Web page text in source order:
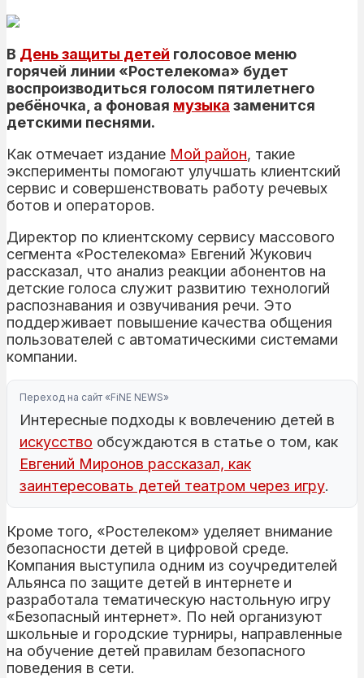
В День защиты детей голосовое меню
горячей линии «Ростелекома» будет
воспроизводиться голосом пятилетнего
ребёночка, а фоновая музыка заменится
детскими песнями.
Как отмечает издание Мой район, такие
эксперименты помогают улучшать клиентский
сервис и совершенствовать работу речевых
ботов и операторов.
Директор по клиентскому сервису массового
сегмента «Ростелекома» Евгений Жукович
рассказал, что анализ реакции абонентов на
детские голоса служит развитию технологий
распознавания и озвучивания речи. Это
поддерживает повышение качества общения
пользователей с автоматическими системами
компании.
Переход на сайт «FiNE NEWS»
Интересные подходы к вовлечению детей в
искусство обсуждаются в статье о том, как
Евгений Миронов рассказал, как
заинтересовать детей театром через игру.
Кроме того, «Ростелеком» уделяет внимание
безопасности детей в цифровой среде.
Компания выступила одним из соучредителей
Альянса по защите детей в интернете и
разработала тематическую настольную игру
«Безопасный интернет». По ней организуют
школьные и городские турниры, направленные
на обучение детей правилам безопасного
поведения в сети.